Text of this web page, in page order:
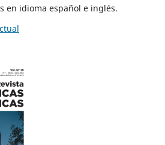
en idioma español e inglés.